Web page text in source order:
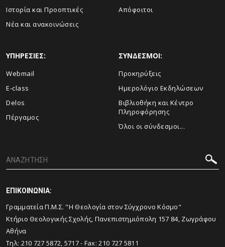
Ιστορία και Προοπτικές
Νέα και ανακοινώσεις
Απόφοιτοι
ΥΠΗΡΕΣΙΕΣ:
Webmail
E-class
Delos
Πέργαμος
ΣΥΝΔΕΣΜΟΙ:
Προκηρύξεις
Ημερολόγιο Εκδηλώσεων
Βιβλιοθήκη και Κέντρο
Πληροφόρησης
Όλοι οι σύνδεσμοι...
ΕΠΙΚΟΙΝΩΝΙΑ:
Γραμματεία Π.Μ.Σ. "Η Θεολογία στον Σύγχρονο Κόσμο"
Κτήριο Θεολογικής Σχολής, Πανεπιστημιόπολη 157 84, Ζωγράφου
Αθήνα
Τηλ: 210 727 5872, 5717- Fax:210 727 5811